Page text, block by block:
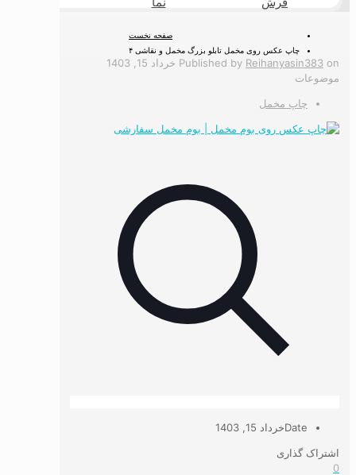
صفحه نخست
چاپ عکس روی مخمل تابلو بزرگ مخمل و نقاشی ۴
Published by Reihanyasin383 on
خرداد 15, 1403
موضوعات
چاپ مخمل
Dateخرداد 15, 1403
اشتراک گذاری
0